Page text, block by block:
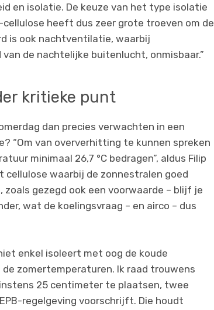
en isolatie. De keuze van het type isolatie
heeft dus zeer grote troeven om de
is ook nachtventilatie, waarbij
de nachtelijke buitenlucht, onmisbaar.”
kritieke punt
dan precies verwachten in een
“Om van oververhitting te kunnen spreken
minimaal 26,7 °C bedragen”, aldus Filip
cellulose waarbij de zonnestralen goed
gezegd ook een voorwaarde – blijf je
wat de koelingsvraag – en airco – dus
enkel isoleert met oog de koude
zomertemperaturen. Ik raad trouwens
25 centimeter te plaatsen, twee
regelgeving voorschrijft. Die houdt